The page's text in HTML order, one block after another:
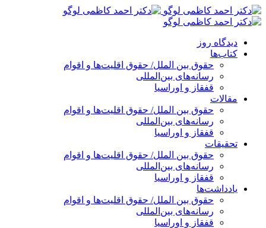
پرش
به
دیدگاه روز
کتاب‌ها
حقوق بین الملل/ حقوق اقلیت‌ها و اقوام
رسانه‌های بین‌المللی
قفقاز و اوراسیا
مقالات
حقوق بین الملل/ حقوق اقلیت‌ها و اقوام
رسانه‌های بین‌المللی
قفقاز و اوراسیا
تحقیقات
حقوق بین الملل/ حقوق اقلیت‌ها و اقوام
رسانه‌های بین‌المللی
قفقاز و اوراسیا
یادداشت‌ها
حقوق بین الملل/ حقوق اقلیت‌ها و اقوام
رسانه‌های بین‌المللی
قفقاز و اوراسیا